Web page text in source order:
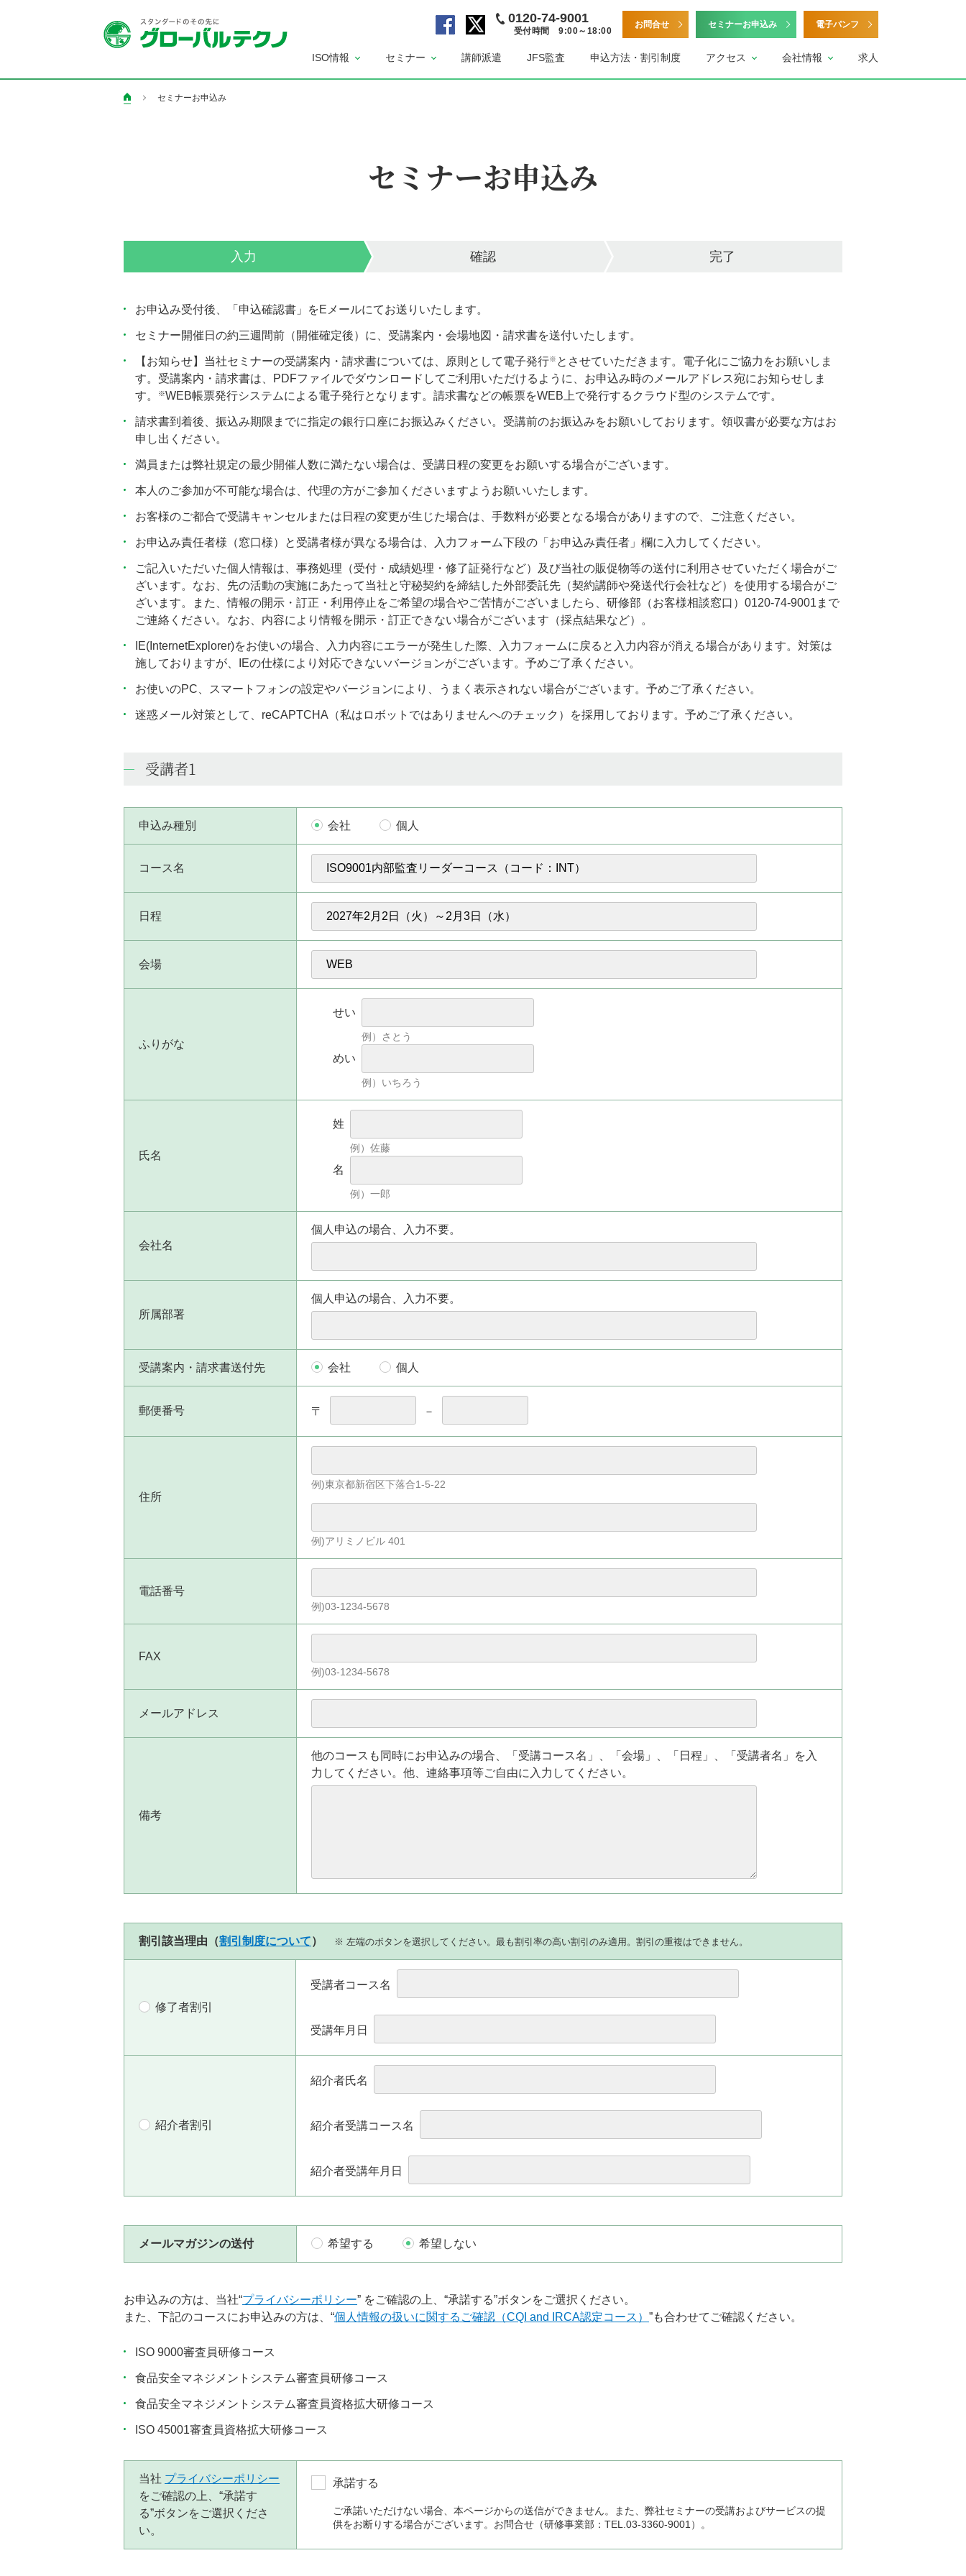
式
F
o
o
式
X
0120-74-9001
受付時間 9:00～18:00
お問合せ セミナーお申込み 電子パンフ
ISO情報 セミナー 講師派遣 JFS監査 申込方法・割引制度 アクセス 会社情報 求人
セミナーお申込み
セミナーお申込み
入力 確認 完了
お申込み受付後、「申込確認書」をEメールにてお送りいたします。
セミナー開催日の約三週間前（開催確定後）に、受講案内・会場地図・請求書を送付いたします。
【お知らせ】当社セミナーの受講案内・請求書については、原則として電子発行※ とさせていただきます。電子化にご協力をお願いしま
す。受講案内・請求書は、PDFファイルでダウンロードしてご利用いただけるように、お申込み時のメールアドレス宛にお知らせしま
す。
※WEB帳票発行システムによる電子発行となります。請求書などの帳票をWEB上で発行するクラウド型のシステムです。
請求書到着後、振込み期限までに指定の銀行口座にお振込みください。受講前のお振込みをお願いしております。領収書が必要な方はお
申し出ください。
満員または弊社規定の最少開催人数に満たない場合は、受講日程の変更をお願いする場合がございます。
本人のご参加が不可能な場合は、代理の方がご参加くださいますようお願いいたします。
お客様のご都合で受講キャンセルまたは日程の変更が生じた場合は、手数料が必要となる場合がありますので、ご注意ください。
お申込み責任者様（窓口様）と受講者様が異なる場合は、入力フォーム下段の「お申込み責任者」欄に入力してください。
ご記入いただいた個人情報は、事務処理（受付・成績処理・修了証発行など）及び当社の販促物等の送付に利用させていただく場合がご
ざいます。なお、先の活動の実施にあたって当社と守秘契約を締結した外部委託先（契約講師や発送代行会社など）を使用する場合がご
ざいます。また、情報の開示・訂正・利用停止をご希望の場合やご苦情がございましたら、研修部（お客様相談窓口）0120-74-9001まで
ご連絡ください。なお、内容により情報を開示・訂正できない場合がございます（採点結果など）。
IE(InternetExplorer)をお使いの場合、入力内容にエラーが発生した際、入力フォームに戻ると入力内容が消える場合があります。対策は
施しておりますが、IEの仕様により対応できないバージョンがございます。予めご了承ください。
お使いのPC、スマートフォンの設定やバージョンにより、うまく表示されない場合がございます。予めご了承ください。
迷惑メール対策として、reCAPTCHA（私はロボットではありませんへのチェック）を採用しております。予めご了承ください。
受講者1
申込み種別 会社 個人
コース名
日程
会場
ふりがな
せい
例）さとう
めい
例）いちろう
氏名
姓
例）佐藤
名
例）一郎
会社名
個人申込の場合、入力不要。
所属部署
個人申込の場合、入力不要。
受講案内・請求書送付先 会社 個人
郵便番号 〒 －
住所
例)東京都新宿区下落合1-5-22
例)アリミノビル 401
電話番号
例)03-1234-5678
FAX
例)03-1234-5678
メールアドレス
備考
他のコースも同時にお申込みの場合、「受講コース名」、「会場」、「日程」、「受講者名」を入
力してください。他、連絡事項等ご自由に入力してください。
割引該当理由（割引制度について） ※ 左端のボタンを選択してください。最も割引率の高い割引のみ適用。割引の重複はできません。
修了者割引
受講者コース名
受講年月日
紹介者割引
紹介者氏名
紹介者受講コース名
紹介者受講年月日
メールマガジンの送付 希望する 希望しない
お申込みの方は、当社“プライバシーポリシー” をご確認の上、“承諾する”ボタンをご選択ください。
また、下記のコースにお申込みの方は、“個人情報の扱いに関するご確認（CQI and IRCA認定コース） ”も合わせてご確認ください。
ISO 9000審査員研修コース
食品安全マネジメントシステム審査員研修コース
食品安全マネジメントシステム審査員資格拡大研修コース
ISO 45001審査員資格拡大研修コース
当社 プライバシーポリシー
をご確認の上、“承諾す
る”ボタンをご選択くださ
い。
承諾する
ご承諾いただけない場合、本ページからの送信ができません。また、弊社セミナーの受講およびサービスの提
供をお断りする場合がございます。お問合せ（研修事業部：TEL.03-3360-9001）。